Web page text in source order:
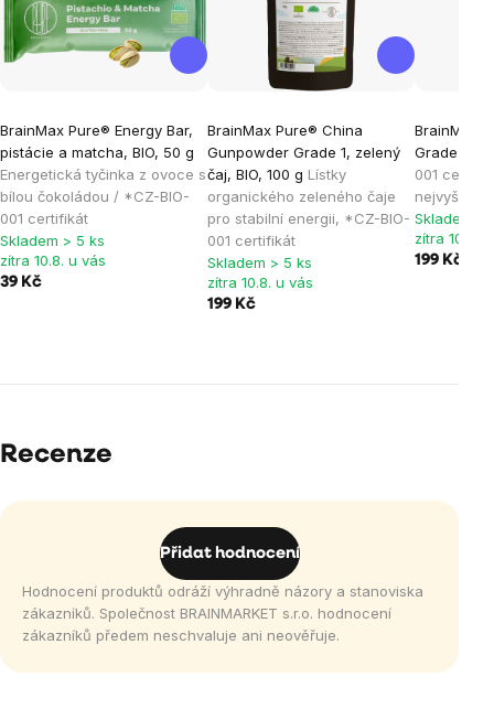
BrainMax Pure® Energy Bar,
pistácie a matcha, BIO, 50 g
Energetická tyčinka z ovoce s
bílou čokoládou / *CZ-BIO-
001 certifikát
Skladem > 5 ks
zítra 10.8. u vás
39 Kč
BrainMax Pure® China
Gunpowder Grade 1, zelený
čaj, BIO, 100 g Lístky
organického zeleného čaje
pro stabilní energii, *CZ-BIO-
001 certifikát
Skladem > 5 ks
zítra 10.8. u vás
199 Kč
BrainMax
Grade 1,
001
nejvyšší
Skladem >
zítra 10.8.
199 Kč
Recenze
Přidat hodnocení
Hodnocení produktů odráží výhradně názory a stanoviska
zákazníků. Společnost BRAINMARKET s.r.o. hodnocení
zákazníků předem neschvaluje ani neověřuje.